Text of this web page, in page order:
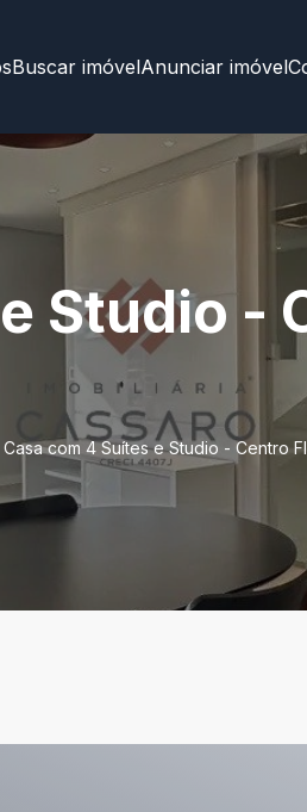
Buscar imóvelAnunciar imóvel
Studio -
Casa com 4 Suítes e Studio - Centro